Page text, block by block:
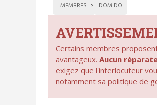
MEMBRES DOMIDO
Certains membres
avantageux. Aucun
exigez que l'interlocuteur
notamment sa politique de